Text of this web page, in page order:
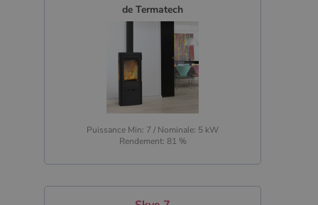
de Termatech
Puissance Min: 7 / Nominale: 5 kW
Rendement: 81 %